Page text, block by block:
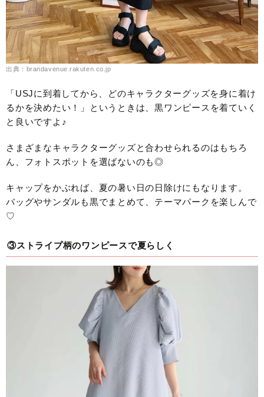
出典：brandavenue.rakuten.co.jp
「USJに到着してから、どのキャラクターグッズを身に着け
るかを決めたい！」というときは、黒ワンピースを着ていく
と良いですよ♪
さまざまなキャラクターグッズと合わせられるのはもちろ
ん、フォトスポットを選ばないのも◎
キャップをかぶれば、夏の暑い日の日除けにもなります。
バッグやサンダルも黒でまとめて、テーマパークを楽しんで
♡
③ストライプ柄のワンピースで夏らしく